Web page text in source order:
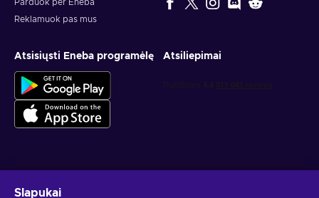
Parduok per Eneba
Reklamuok pas mus
Atsisiųsti Eneba programėlę Atsiliepimai
Slapukai